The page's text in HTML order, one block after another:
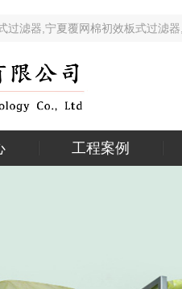
式过滤器,宁夏覆网棉初效板式
工程案例